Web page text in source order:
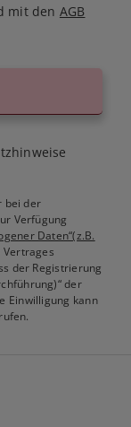
mit den AGB
bei der
Verfügung
Daten“(z.B.
Vertrages
der Registrierung
der
Einwilligung kann